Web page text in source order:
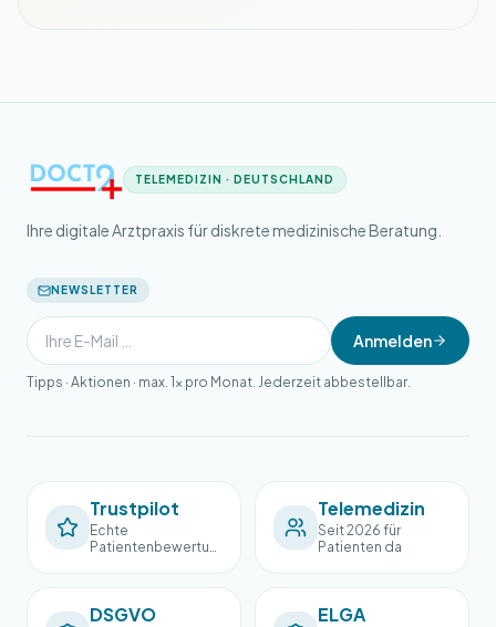
TELEMEDIZIN · DEUTSCHLAND
Ihre digitale Arztpraxis für diskrete medizinische Beratung.
NEWSLETTER
Anmelden
Tipps · Aktionen · max. 1× pro Monat. Jederzeit abbestellbar.
Trustpilot
Echte
Patientenbewertun
Telemedizin
Seit 2026 für
Patienten da
DSGVO ELGA